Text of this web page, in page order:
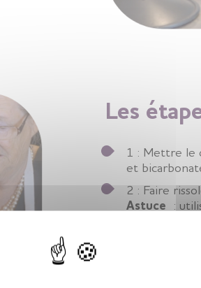
Les
1 : Mettre le
et
2 : Faire
Astuce :
3 : Ajouter
4 : Couper
5 : Ajouter